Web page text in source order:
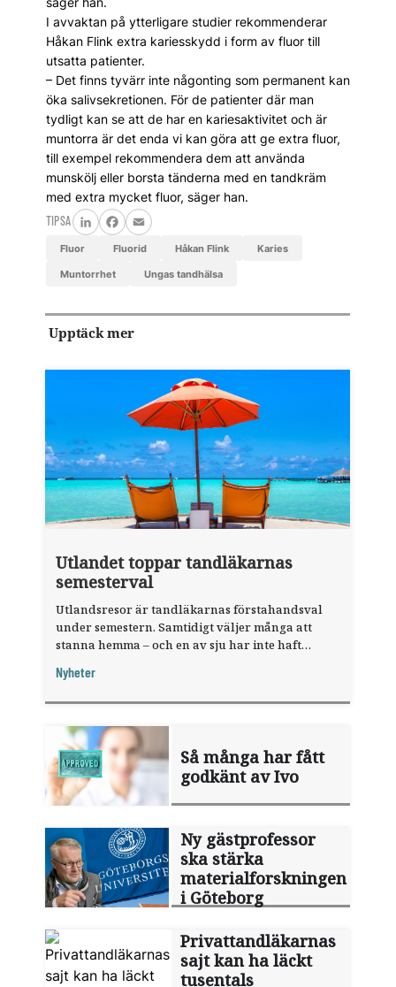
I avvaktan på ytterligare studier rekommenderar
Håkan Flink extra kariesskydd i form av fluor till
utsatta patienter.
– Det finns tyvärr inte någonting som permanent kan
öka salivsekretionen. För de patienter där man
tydligt kan se att de har en kariesaktivitet och är
muntorra är det enda vi kan göra att ge extra fluor,
till exempel rekommendera dem att använda
munskölj eller borsta tänderna med en tandkräm
med extra mycket fluor, säger han.
TIPSA
LinkedInFacebook
Email
fluor fluorid Håkan Flink karies
muntorrhet ungas tandhälsa
Upptäck mer
Utlandet toppar tandläkarnas
semesterval
Utlandsresor är tandläkarnas förstahandsval
under semestern. Samtidigt väljer många att
stanna hemma – och en av sju har inte haft
fråga".
Nyheter
Så många har fått
godkänt av Ivo
Ny gästprofessor
ska stärka
materialforskningen
i Göteborg
Privattandläkarnas
sajt kan ha läckt
tusentals